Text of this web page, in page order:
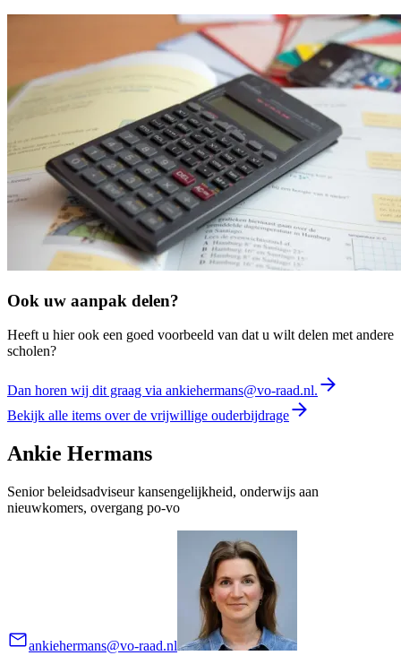
Ook uw aanpak delen?
Heeft u hier ook een goed voorbeeld van dat u wilt delen met andere
scholen?
Dan horen wij dit graag via ankiehermans@vo-raad.nl.
Bekijk alle items over de vrijwillige ouderbijdrage
Ankie Hermans
Senior beleidsadviseur kansengelijkheid, onderwijs aan
nieuwkomers, overgang po-vo
ankiehermans@vo-raad.nl